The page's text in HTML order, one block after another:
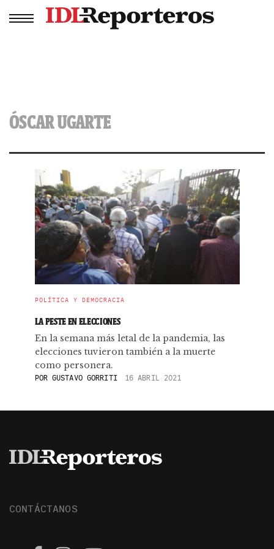
ÓSCAR UGARTE
POLÍTICA Y DEMOCRACIA
LA PESTE EN ELECCIONES
En la semana más letal de la pandemia, las
elecciones tuvieron también a la muerte
como personera.
POR GUSTAVO GORRITI 16 ABRIL 2021
CONTÁCTANOS